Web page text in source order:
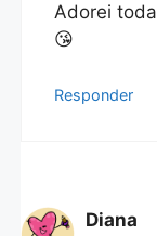
Adorei
😘
Responder
Diana